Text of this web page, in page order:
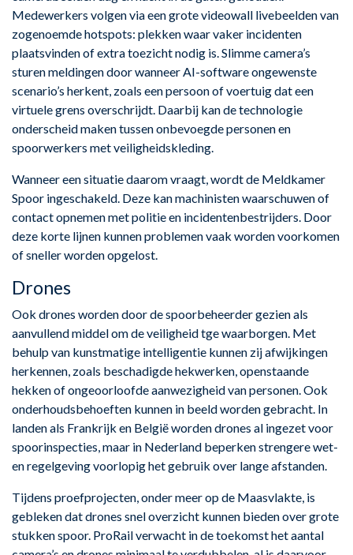
Medewerkers volgen via een grote videowall livebeelden van
zogenoemde hotspots: plekken waar vaker incidenten
plaatsvinden of extra toezicht nodig is. Slimme camera’s
sturen meldingen door wanneer AI-software ongewenste
scenario’s herkent, zoals een persoon of voertuig dat een
virtuele grens overschrijdt. Daarbij kan de technologie
onderscheid maken tussen onbevoegde personen en
spoorwerkers met veiligheidskleding.
Wanneer een situatie daarom vraagt, wordt de Meldkamer
Spoor ingeschakeld. Deze kan machinisten waarschuwen of
contact opnemen met politie en incidentenbestrijders. Door
deze korte lijnen kunnen problemen vaak worden voorkomen
of sneller worden opgelost.
Drones
Ook drones worden door de spoorbeheerder gezien als
aanvullend middel om de veiligheid tge waarborgen. Met
behulp van kunstmatige intelligentie kunnen zij afwijkingen
herkennen, zoals beschadigde hekwerken, openstaande
hekken of ongeoorloofde aanwezigheid van personen. Ook
onderhoudsbehoeften kunnen in beeld worden gebracht. In
landen als Frankrijk en België worden drones al ingezet voor
spoorinspecties, maar in Nederland beperken strengere wet-
en regelgeving voorlopig het gebruik over lange afstanden.
Tijdens proefprojecten, onder meer op de Maasvlakte, is
gebleken dat drones snel overzicht kunnen bieden over grote
stukken spoor. ProRail verwacht in de toekomst het aantal